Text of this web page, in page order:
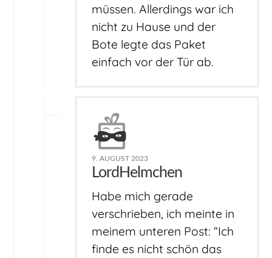
müssen. Allerdings war ich
nicht zu Hause und der
Bote legte das Paket
einfach vor der Tür ab.
9. AUGUST 2023
LordHelmchen
Habe mich gerade
verschrieben, ich meinte in
meinem unteren Post: “Ich
finde es nicht schön das